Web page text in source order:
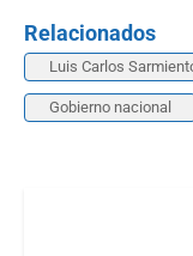
Relacionados
Luis Carlos
Gobierno nacional